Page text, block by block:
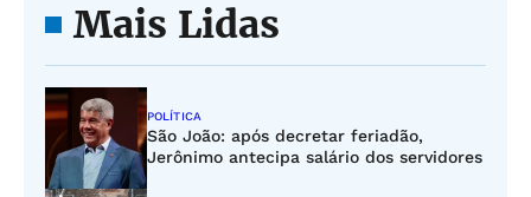
Mais Lidas
POLÍTICA
São João: após decretar feriadão,
Jerônimo antecipa salário dos servidores